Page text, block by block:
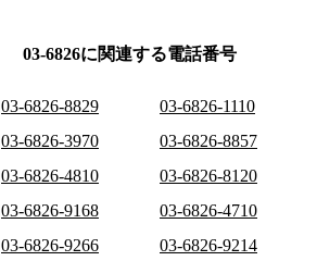
03-6826に関連する電話番号
03-6826-8829 03-6826-1110
03-6826-3970
03-6826-8857
03-6826-4810
03-6826-8120
03-6826-9168
03-6826-4710
03-6826-9266
03-6826-9214